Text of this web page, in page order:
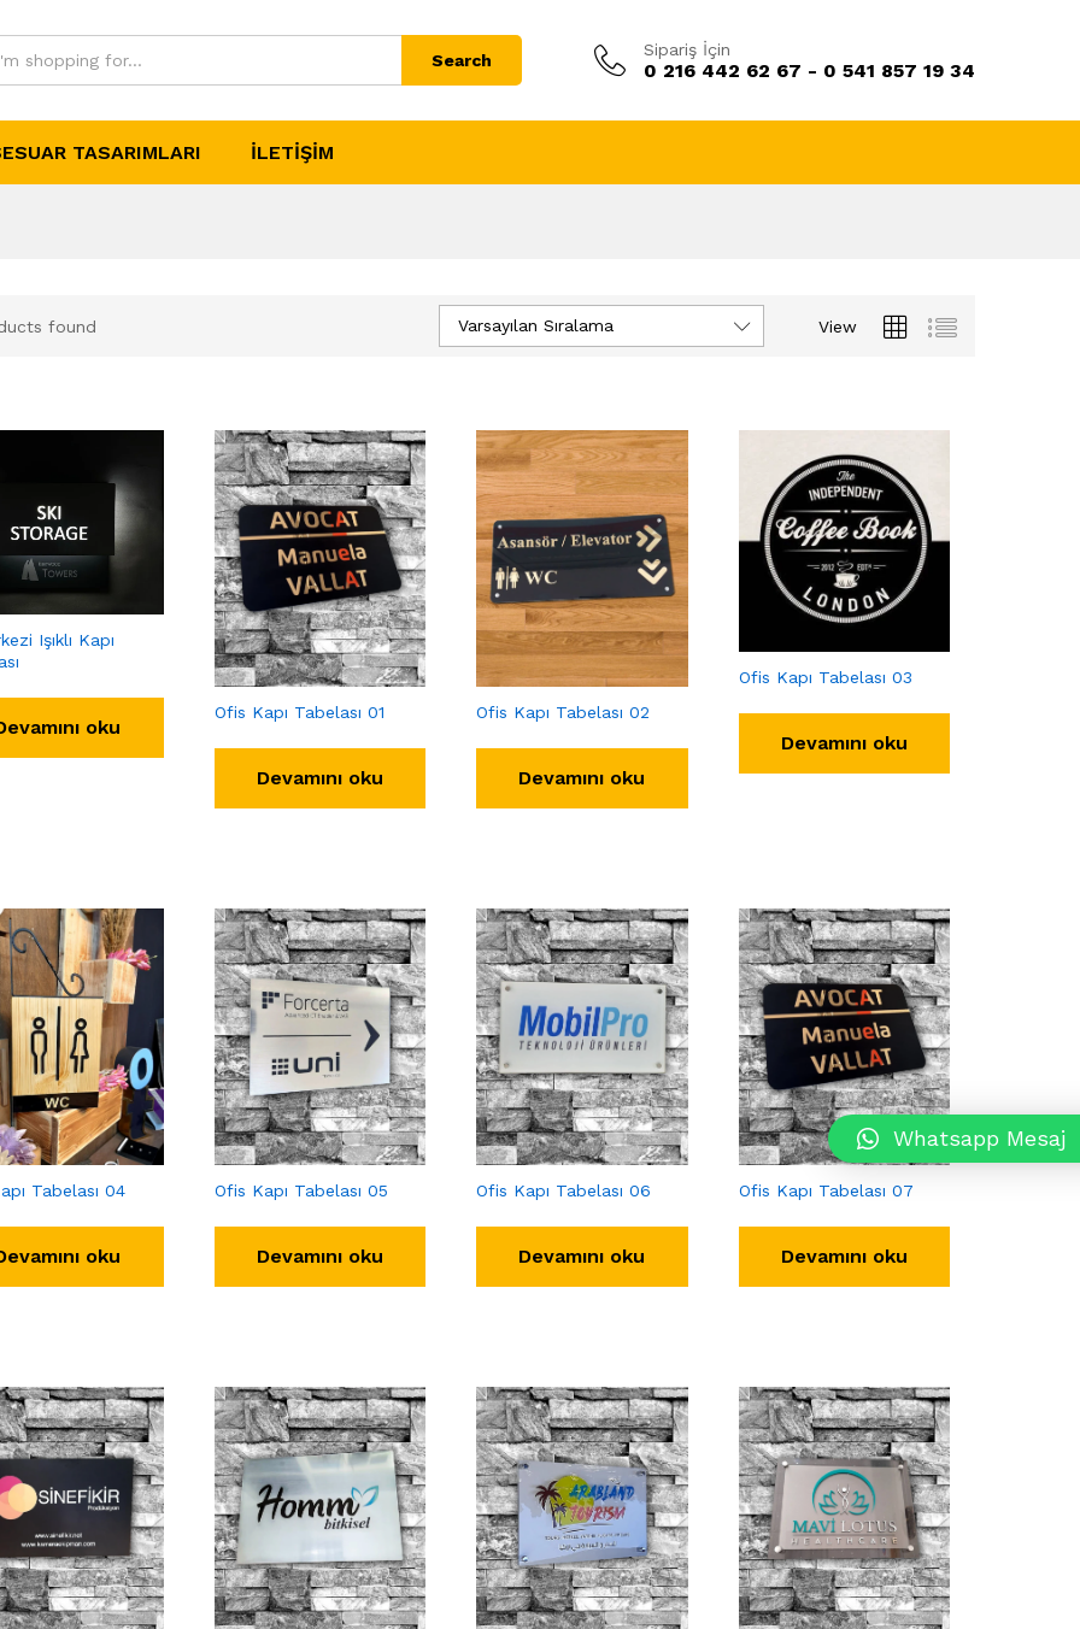
Search
Sipariş İçin
0 216 442 62 67 - 0 541 857 19 34
TASARIMLARI İLETIŞIM
found View
Varsayılan Sıralama
Işıklı Kapı
oku
Ofis Kapı Tabelası 01
Devamını oku
Ofis Kapı Tabelası 02
Devamını oku
Ofis Kapı Tabelası 03
Devamını oku
Tabelası 04
oku
Ofis Kapı Tabelası 05
Devamını oku
Ofis Kapı Tabelası 06
Devamını oku
Ofis Kapı Tabelası 07
Devamını oku
Whatsapp Mesaj